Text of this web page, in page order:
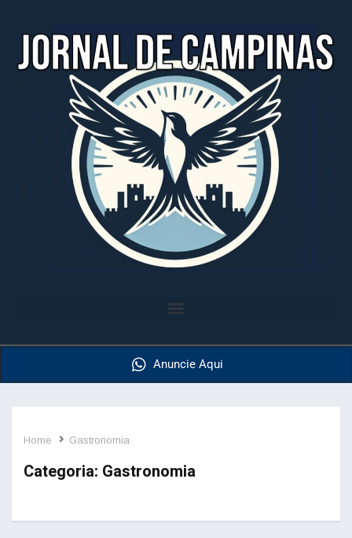
Anuncie Aqui
Home Gastronomia
Categoria: Gastronomia